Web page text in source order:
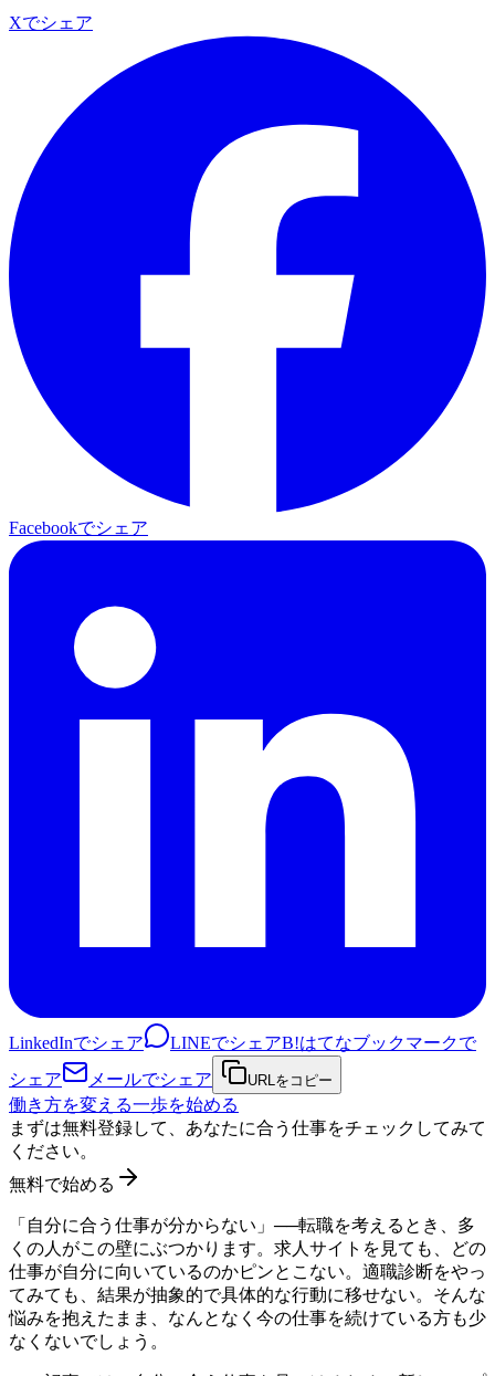
Xでシェア
Facebookでシェア
LinkedInでシェア LINEでシェアB!はてなブックマークで
シェア
メールでシェア URLをコピー
働き方を変える一歩を始める
まずは無料登録して、あなたに合う仕事をチェックしてみて
ください。
無料で始める
「自分に合う仕事が分からない」──転職を考えるとき、多
くの人がこの壁にぶつかります。求人サイトを見ても、どの
仕事が自分に向いているのかピンとこない。適職診断をやっ
てみても、結果が抽象的で具体的な行動に移せない。そんな
悩みを抱えたまま、なんとなく今の仕事を続けている方も少
なくないでしょう。